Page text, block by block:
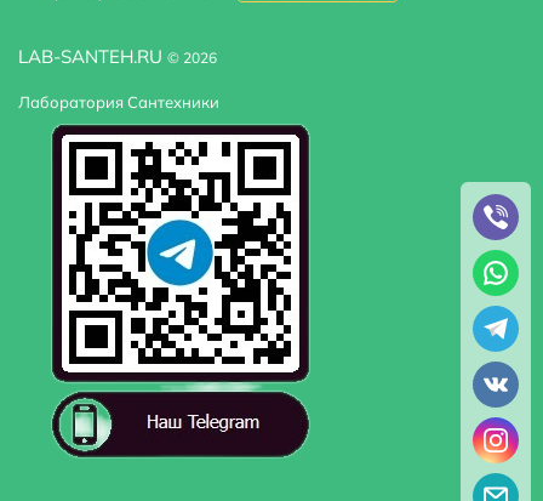
LAB-SANTEH.RU © 2026
Лаборатория Сантехники